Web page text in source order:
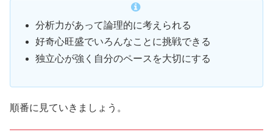
分析力があって論理的に考えられる
好奇心旺盛でいろんなことに挑戦できる
独立心が強く自分のペースを大切にする
順番に見ていきましょう。